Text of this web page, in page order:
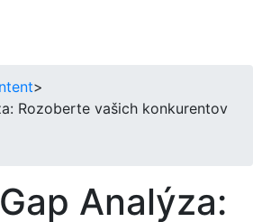
>
Rozoberte vašich konkurentov
Analýza: